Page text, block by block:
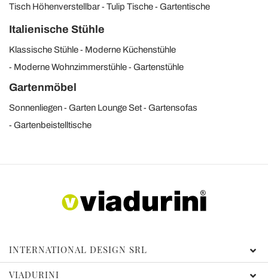
Tisch Höhenverstellbar
Tulip Tische Gartentische
Italienische Stühle
Klassische Stühle
Moderne Küchenstühle
Moderne Wohnzimmerstühle
Gartenstühle
Gartenmöbel
Sonnenliegen Garten Lounge Set
Gartensofas
Gartenbeistelltische
INTERNATIONAL DESIGN SRL
VIADURINI